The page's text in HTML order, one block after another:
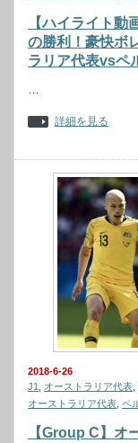
【ハイライト動
の勝利！豪快ボ
ラリア代表vsペ
…
詳細を見る
2018-6-26
J1
オーストラリア代表
オーストラリア代表 ペ
【Group C】